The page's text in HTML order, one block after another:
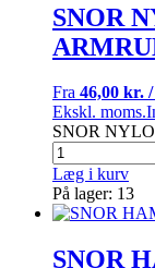
SNOR
Fra 46,00 kr.
Ekskl. moms.
SNOR
Læg i kurv
På lager: 13
SNOR